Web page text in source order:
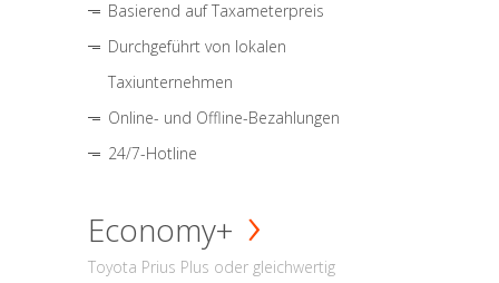
Basierend auf Taxameterpreis
Durchgeführt von lokalen
Taxiunternehmen
Online- und Offline-Bezahlungen
24/7-Hotline
Economy+
Toyota Prius Plus oder gleichwertig